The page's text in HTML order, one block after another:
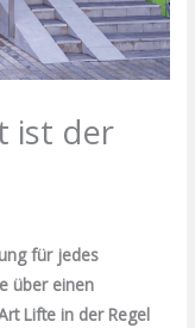
ist der
für jedes
über einen
Lifte in der Regel